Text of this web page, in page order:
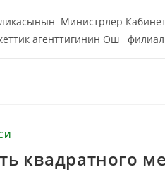
Министрлер
агенттигинин Ош
квадратного